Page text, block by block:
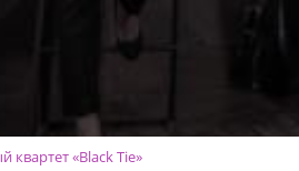
квартет «Black Tie»